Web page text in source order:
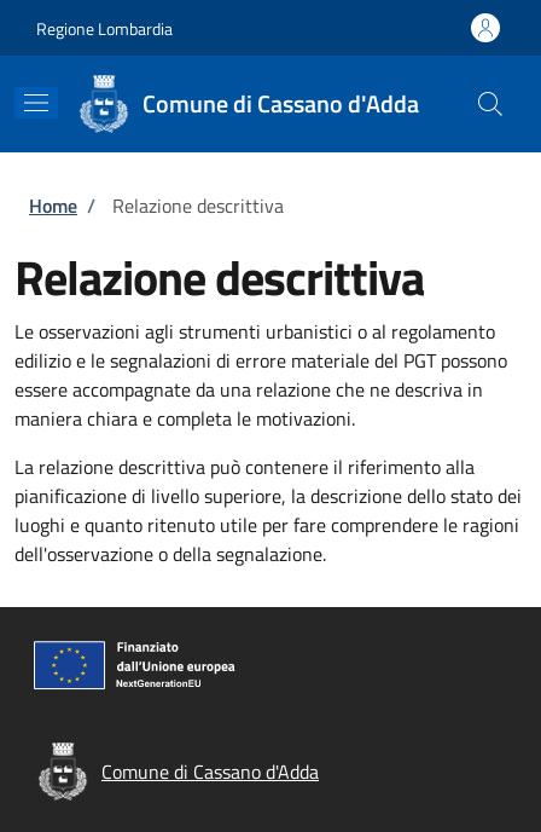
Regione Lombardia
Comune di Cassano d'Adda
Briciole di pane
Home / Relazione descrittiva
Relazione descrittiva
Le osservazioni agli strumenti urbanistici o al regolamento
edilizio e le segnalazioni di errore materiale del PGT possono
essere accompagnate da una relazione che ne descriva in
maniera chiara e completa le motivazioni.
La relazione descrittiva può contenere il riferimento alla
pianificazione di livello superiore, la descrizione dello stato dei
luoghi e quanto ritenuto utile per fare comprendere le ragioni
dell'osservazione o della segnalazione.
Comune di Cassano d'Adda